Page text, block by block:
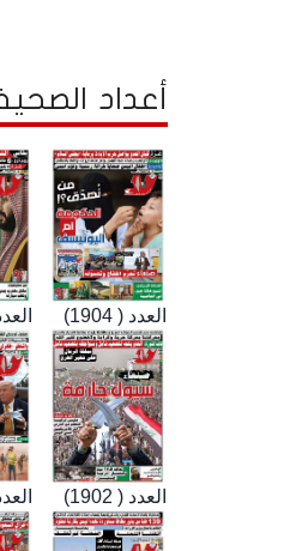
أعداد
العدد العدد ( 1904)
العدد العدد ( 1902)